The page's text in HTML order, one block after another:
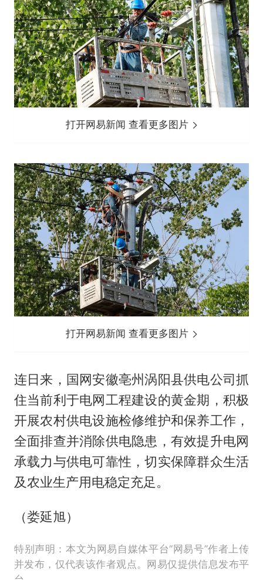
打开网易新闻 查看更多图片
打开网易新闻 查看更多图片
连日来，国网安徽亳州涡阳县供电公司抓
住当前利于电网工程建设的黄金期，积极
开展农村供电设施检修维护和保养工作，
全面排查并消除供电隐患，有效提升电网
承载力与供电可靠性，切实保障群众生活
及农业生产用电稳定充足。
（娄延旭）
特别声明：本文为网易自媒体平台“网易号”作者上传
并发布，仅代表该作者观点。网易仅提供信息发布平